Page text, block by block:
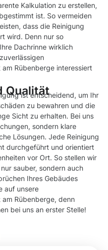
Kalkulation zu erstellen,
ist. So vermeiden
dass die Reinigung
wird. Denn nur so
Dachrinne wirklich
Rübenberge interessiert
Qualität
ist entscheidend, um Ihr
zu bewahren und die
Sicht zu erhalten. Bei uns
sondern klare
Lösungen. Jede Reinigung
durchgeführt und orientiert
vor Ort. So stellen wir
sauber, sondern auch
Ihres Gebäudes
auf unsere
Rübenberge, denn
bei uns an erster Stelle!